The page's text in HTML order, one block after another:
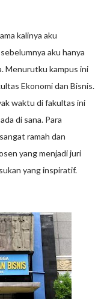
kalinya aku
aku hanya
Menurutku kampus ini
Ekonomi dan Bisnis.
waktu di fakultas ini
di sana. Para
ramah dan
yang menjadi juri
yang inspiratif.